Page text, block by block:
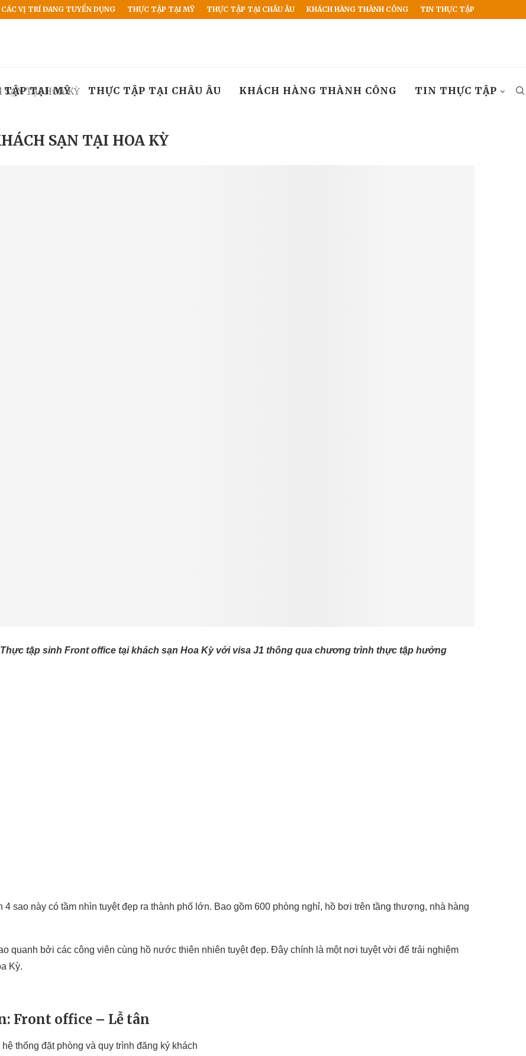
CÁC VỊ TRÍ ĐANG TUYỂN DỤNG THỰC TẬP TẠI MỸ THỰC TẬP TẠI CHÂU ÂU KHÁCH HÀNG THÀNH CÔNG TIN THỰC TẬP
TẬP TẠI MỸ THỰC TẬP TẠI CHÂU ÂU KHÁCH HÀNG THÀNH CÔNG TIN THỰC TẬP
SẠN TẠI HOA KỲ
SẠN TẠI HOA KỲ
tập sinh Front office tại khách sạn Hoa Kỳ với visa J1 thông qua chương trình thực tập hưởng
4 sao này có tầm nhìn tuyệt đẹp ra thành phố lớn. Bao gồm 600 phòng nghỉ, hồ bơi trên tầng thượng, nhà hàng
quanh bởi các công viên cùng hồ nước thiên nhiên tuyệt đẹp. Đây chính là một nơi tuyệt vời để trải nghiệm
Kỳ.
Front office – Lễ tân
thống đặt phòng và quy trình đăng ký khách